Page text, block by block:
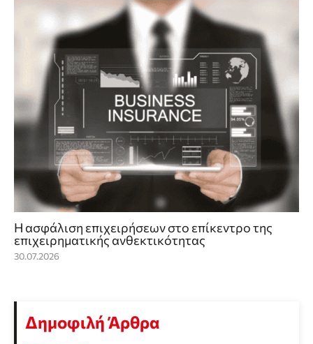
Η ασφάλιση επιχειρήσεων στο επίκεντρο της
επιχειρηματικής ανθεκτικότητας
30.07.2026
Δημοφιλή Άρθρα